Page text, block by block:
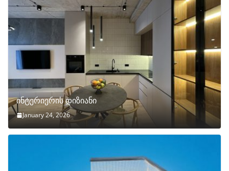
ინტერიერის დიზიანი
January 24, 2026